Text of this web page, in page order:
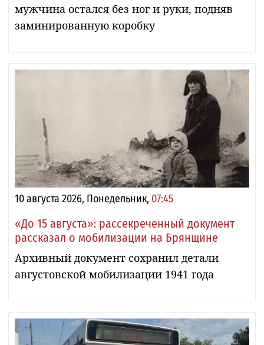
мужчина остался без ног и руки, подняв
заминированную коробку
10 августа 2026, Понедельник, 07:45
«До 15 августа»: рассекреченный документ
рассказал о мобилизации на Брянщине
Архивный документ сохранил детали
августовской мобилизации 1941 года